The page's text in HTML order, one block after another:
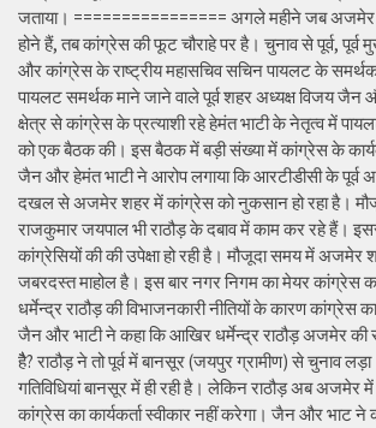
जताया। ================ अगले महीने जब
होने हैं, तब कांग्रेस की फूट चौराहे पर है। चुनाव से पूर्व,
और कांग्रेस के राष्ट्रीय महासचिव सचिन पायलट के
पायलट समर्थक माने जाने वाले पूर्व शहर अध्यक्ष विजय जैन
क्षेत्र से कांग्रेस के प्रत्याशी रहे हेमंत भाटी के नेतृत्व में
को एक बैठक की। इस बैठक में बड़ी संख्या में कांग्रेस के
जैन और हेमंत भाटी ने आरोप लगाया कि आरटीडीसी के पूर्व
दखल से अजमेर शहर में कांग्रेस को नुकसान हो रहा है।
राजकुमार जयपाल भी राठौड़ के दबाव में काम कर रहे हैं।
कांग्रेसियों की की उपेक्षा हो रही है। मौजूदा समय में
जबरदस्त माहोल है। इस बार नगर निगम का मेयर कांग्रेस
धर्मेन्द्र राठौड़ की विभाजनकारी नीतियों के कारण कांग्रेस का
जैन और भाटी ने कहा कि आखिर धर्मेन्द्र राठौड़ अजमेर की
हैै? राठौड़ ने तो पूर्व में बानसूर (जयपुर ग्रामीण) से चुनाव
गतिविधियां बानसूर में ही रही है। लेकिन राठौड़ अब अजमेर
कांग्रेस का कार्यकर्ता स्वीकार नहीं करेगा। जैन और भाट ने